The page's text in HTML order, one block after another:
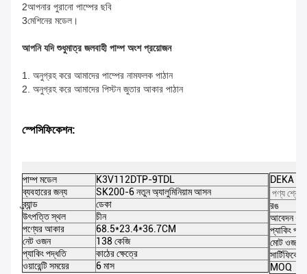
2আপনার পুরানো পাম্পের ছবি
3মেশিনের মডেল।
আপনি যদি শুধুমাত্র জলবাহী পাম্প অংশ প্রয়োজন
1. অনুগ্রহ করে আমাদের পাম্পের নামফলক পাঠান
2. অনুগ্রহ করে আমাদের পিস্টন জুতার আকার পাঠান
স্পেসিফিকেশন:
পাম্প মডেল
K3V112DTP-9TDL
ব্যবহারের জন্য
SK200-6 নতুন অ্যালুমিনিয়াম আসন
ব্র্যান্ড
ডেকা
উৎপত্তি স্থল
চীন
পণ্যের আকার
68.5*23.4*36.7CM
নেট ওজন
138 কেজি
প্যাকিং পদ্ধতি
কাঠের ক্ষেত্রে
ওয়ারেন্টি সময়ের
6 মাস
DEKA
পণ্য শ্রেণী
রঙ
আবেদন
প্যাকিং
মোট ওজন
সার্টিফিকেশন
MOQ